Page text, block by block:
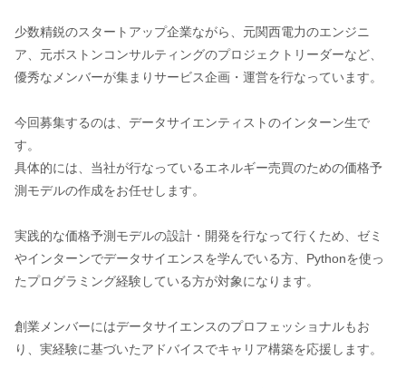
少数精鋭のスタートアップ企業ながら、元関西電力のエンジニ
ア、元ボストンコンサルティングのプロジェクトリーダーなど、
優秀なメンバーが集まりサービス企画・運営を行なっています。
今回募集するのは、データサイエンティストのインターン生で
す。
具体的には、当社が行なっているエネルギー売買のための価格予
測モデルの作成をお任せします。
実践的な価格予測モデルの設計・開発を行なって行くため、ゼミ
やインターンでデータサイエンスを学んでいる方、Pythonを使っ
たプログラミング経験している方が対象になります。
創業メンバーにはデータサイエンスのプロフェッショナルもお
り、実経験に基づいたアドバイスでキャリア構築を応援します。